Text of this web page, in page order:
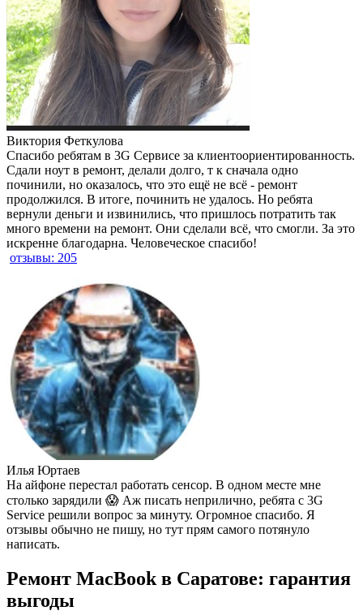
Виктория Феткулова
Спасибо ребятам в 3G Сервисе за клиентоориентированность.
Сдали ноут в ремонт, делали долго, т к сначала одно
починили, но оказалось, что это ещё не всё - ремонт
продолжился. В итоге, починить не удалось. Но ребята
вернули деньги и извинились, что пришлось потратить так
много времени на ремонт. Они сделали всё, что смогли. За это
искренне благодарна. Человеческое спасибо!
отзывы: 205
Илья Юртаев
На айфоне перестал работать сенсор. В одном месте мне
столько зарядили 😱 Аж писать неприлично, ребята с 3G
Service решили вопрос за минуту. Огромное спасибо. Я
отзывы обычно не пишу, но тут прям самого потянуло
написать.
Ремонт MacBook в Саратове: гарантия
выгоды